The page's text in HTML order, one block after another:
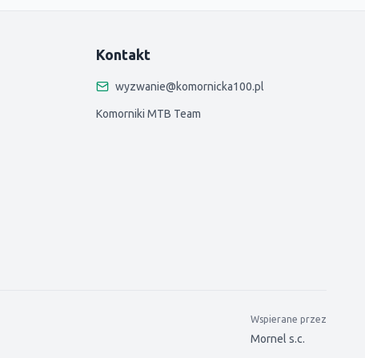
Kontakt
wyzwanie@komornicka100.pl
Komorniki MTB Team
Wspierane przez
Mornel s.c.